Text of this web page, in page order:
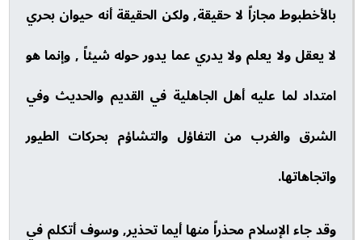
بالأخطبوط مجازاً لا حقيقة, ولكن الحقيقة أنه حيوان بحري
لا يعقل ولا يعلم ولا يدري عما يدور حوله شيئاً , وإنما هو
امتداد لما عليه أهل الجاهلية في القديم والحديث وفي
الشرق والغرب من التفاؤل والتشاؤم بحركات الطيور
واتجاهاتها.
وقد جاء الإسلام محذراً منها أيما تحذير, وسوف أتكلم في